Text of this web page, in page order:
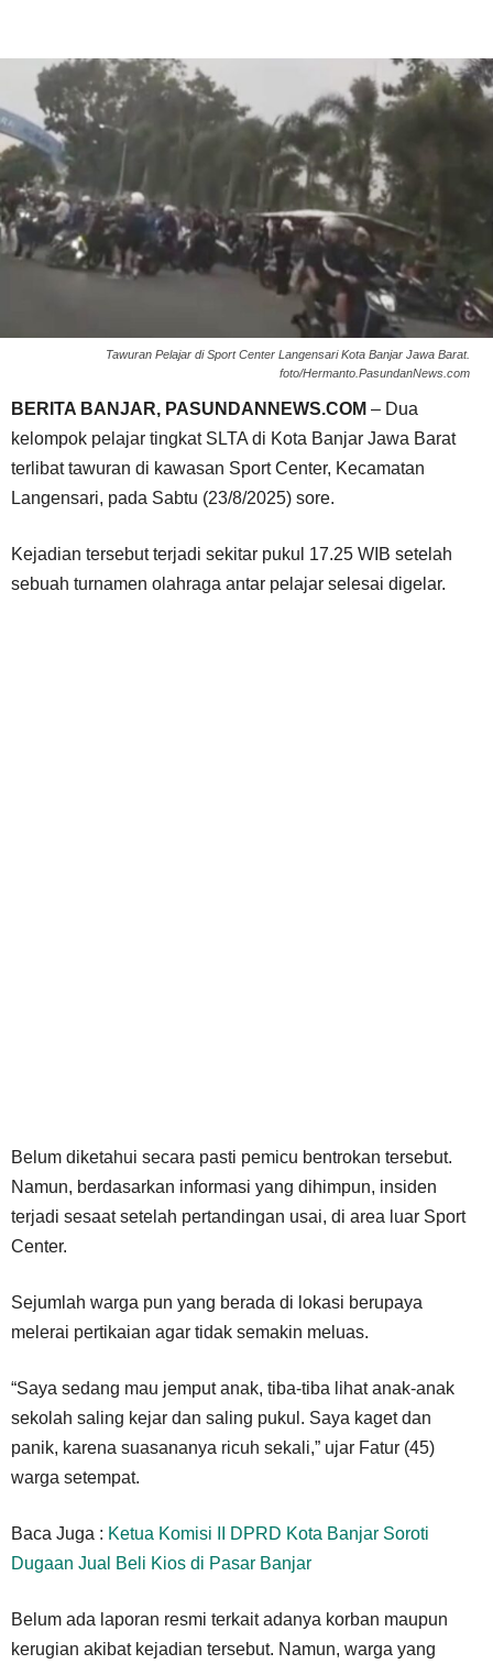
Tawuran Pelajar di Sport Center Langensari Kota Banjar Jawa Barat.
foto/Hermanto.PasundanNews.com
BERITA BANJAR, PASUNDANNEWS.COM – Dua
kelompok pelajar tingkat SLTA di Kota Banjar Jawa Barat
terlibat tawuran di kawasan Sport Center, Kecamatan
Langensari, pada Sabtu (23/8/2025) sore.
Kejadian tersebut terjadi sekitar pukul 17.25 WIB setelah
sebuah turnamen olahraga antar pelajar selesai digelar.
Belum diketahui secara pasti pemicu bentrokan tersebut.
Namun, berdasarkan informasi yang dihimpun, insiden
terjadi sesaat setelah pertandingan usai, di area luar Sport
Center.
Sejumlah warga pun yang berada di lokasi berupaya
melerai pertikaian agar tidak semakin meluas.
“Saya sedang mau jemput anak, tiba-tiba lihat anak-anak
sekolah saling kejar dan saling pukul. Saya kaget dan
panik, karena suasananya ricuh sekali,” ujar Fatur (45)
warga setempat.
Baca Juga : Ketua Komisi II DPRD Kota Banjar Soroti
Dugaan Jual Beli Kios di Pasar Banjar
Belum ada laporan resmi terkait adanya korban maupun
kerugian akibat kejadian tersebut. Namun, warga yang